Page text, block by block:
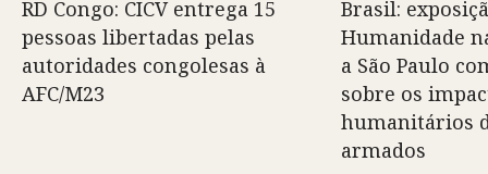
RD Congo: CICV entrega 15
pessoas libertadas pelas
autoridades congolesas à
AFC/M23
Brasil:
Humanidade
a São Paulo
sobre os
humanitários
armados